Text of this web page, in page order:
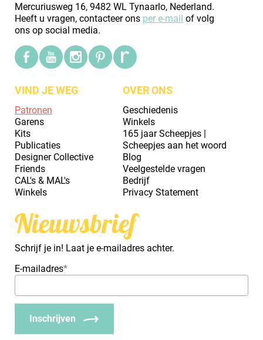
Mercuriusweg 16, 9482 WL Tynaarlo, Nederland.
Heeft u vragen, contacteer ons per e-mail of volg
ons op social media.
VIND JE WEG
Patronen
Garens
Kits
Publicaties
Designer Collective
Friends
CAL's & MAL's
Winkels
OVER ONS
Geschiedenis
Winkels
165 jaar Scheepjes |
Scheepjes aan het woord
Blog
Veelgestelde vragen
Bedrijf
Privacy Statement
Nieuwsbrief
Schrijf je in! Laat je e-mailadres achter.
E-mailadres*
Inschrijven